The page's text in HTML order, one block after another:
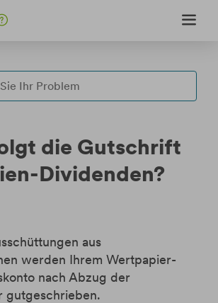
Login
die Gutschrift
Dividenden?
aus
werden Ihrem Wertpapier-
nach Abzug der
gutgeschrieben.